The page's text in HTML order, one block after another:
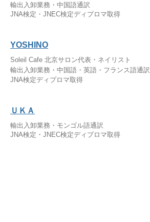
輸出入卸業務・中国語通訳
JNA検定・JNEC検定ディプロマ取得
YOSHINO
Soleil Cafe 北京サロン代表・ネイリスト
輸出入卸業務・中国語・英語・フランス語通訳
JNA検定ディプロマ取得
ＵＫＡ
輸出入卸業務・モンゴル語通訳
JNA検定・JNEC検定ディプロマ取得